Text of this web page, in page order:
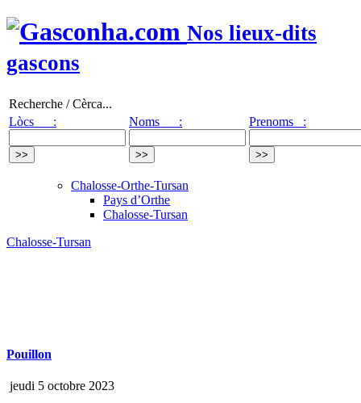
Nos lieux-dits
gascons
Recherche / Cèrca...
Lòcs :
Noms : Prenoms :
Chalosse-Orthe-Tursan
Pays d’Orthe
Chalosse-Tursan
Chalosse-Tursan
Pouillon
jeudi 5 octobre 2023